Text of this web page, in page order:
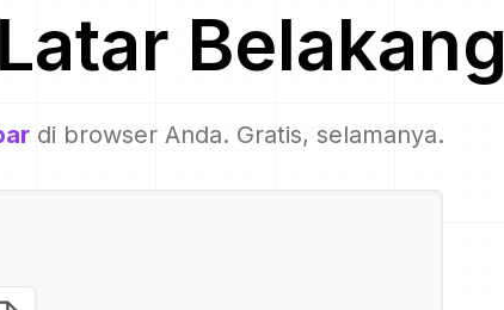
Belakang
di browser Anda. Gratis, selamanya.